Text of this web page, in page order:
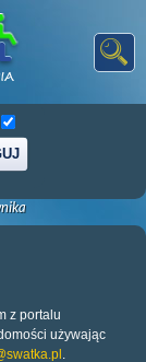
z portalu
używając
.